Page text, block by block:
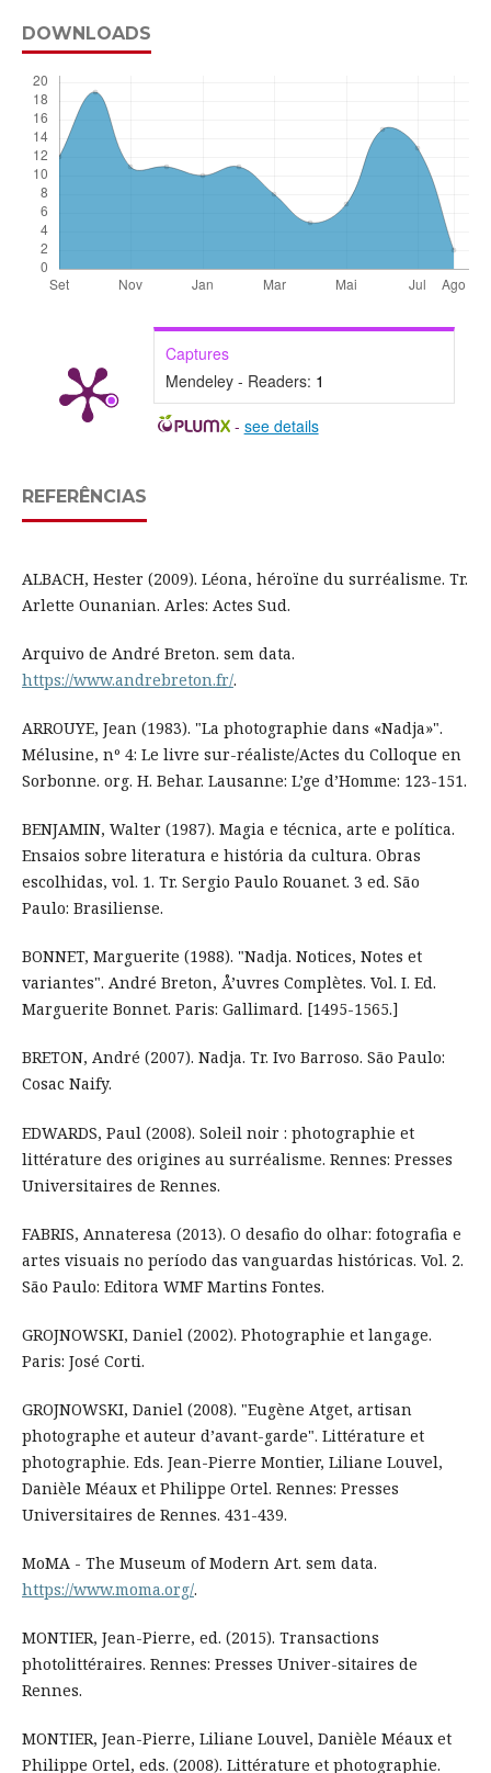
DOWNLOADS
Captures
Mendeley - Readers: 1
- see details
REFERÊNCIAS
ALBACH, Hester (2009). Léona, héroïne du surréalisme. Tr.
Arlette Ounanian. Arles: Actes Sud.
Arquivo de André Breton. sem data.
https://www.andrebreton.fr/.
ARROUYE, Jean (1983). "La photographie dans «Nadja»".
Mélusine, nº 4: Le livre sur-réaliste/Actes du Colloque en
Sorbonne. org. H. Behar. Lausanne: L’ge d’Homme: 123-151.
BENJAMIN, Walter (1987). Magia e técnica, arte e política.
Ensaios sobre literatura e história da cultura. Obras
escolhidas, vol. 1. Tr. Sergio Paulo Rouanet. 3 ed. São
Paulo: Brasiliense.
BONNET, Marguerite (1988). "Nadja. Notices, Notes et
variantes". André Breton, Å’uvres Complètes. Vol. I. Ed.
Marguerite Bonnet. Paris: Gallimard. [1495-1565.]
BRETON, André (2007). Nadja. Tr. Ivo Barroso. São Paulo:
Cosac Naify.
EDWARDS, Paul (2008). Soleil noir : photographie et
littérature des origines au surréalisme. Rennes: Presses
Universitaires de Rennes.
FABRIS, Annateresa (2013). O desafio do olhar: fotografia e
artes visuais no período das vanguardas históricas. Vol. 2.
São Paulo: Editora WMF Martins Fontes.
GROJNOWSKI, Daniel (2002). Photographie et langage.
Paris: José Corti.
GROJNOWSKI, Daniel (2008). "Eugène Atget, artisan
photographe et auteur d’avant-garde". Littérature et
photographie. Eds. Jean-Pierre Montier, Liliane Louvel,
Danièle Méaux et Philippe Ortel. Rennes: Presses
Universitaires de Rennes. 431-439.
MoMA - The Museum of Modern Art. sem data.
https://www.moma.org/.
MONTIER, Jean-Pierre, ed. (2015). Transactions
photolittéraires. Rennes: Presses Univer-sitaires de
Rennes.
MONTIER, Jean-Pierre, Liliane Louvel, Danièle Méaux et
Philippe Ortel, eds. (2008). Littérature et photographie.